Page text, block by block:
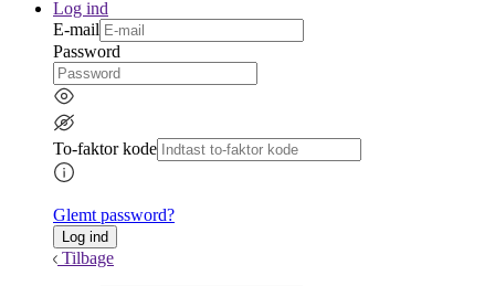
Log ind
E-mail
Password
To-faktor kode
Glemt password?
Tilbage